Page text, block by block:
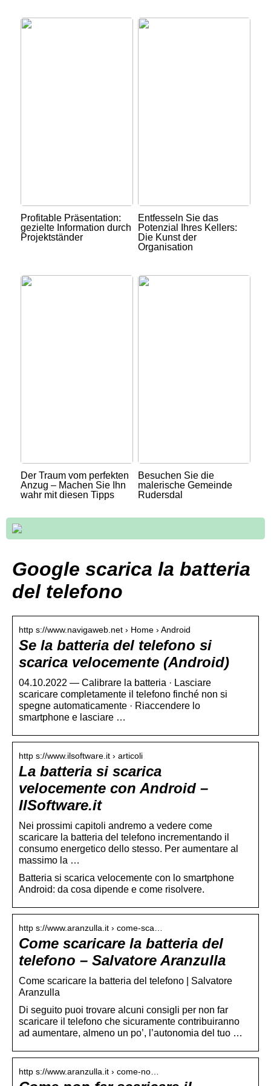
Profitable Präsentation:
gezielte Information durch
Projektständer
Entfesseln Sie das
Potenzial Ihres Kellers:
Die Kunst der
Organisation
Der Traum vom perfekten
Anzug – Machen Sie Ihn
wahr mit diesen Tipps
Besuchen Sie die
malerische Gemeinde
Rudersdal
Google scarica la batteria
del telefono
http s://www.navigaweb.net › Home › Android
Se la batteria del telefono si
scarica velocemente (Android)
04.10.2022 — Calibrare la batteria · Lasciare
scaricare completamente il telefono finché non si
spegne automaticamente · Riaccendere lo
smartphone e lasciare …
http s://www.ilsoftware.it › articoli
La batteria si scarica
velocemente con Android –
IlSoftware.it
Nei prossimi capitoli andremo a vedere come
scaricare la batteria del telefono incrementando il
consumo energetico dello stesso. Per aumentare al
massimo la …
Batteria si scarica velocemente con lo smartphone
Android: da cosa dipende e come risolvere.
http s://www.aranzulla.it › come-sca…
Come scaricare la batteria del
telefono – Salvatore Aranzulla
Come scaricare la batteria del telefono | Salvatore
Aranzulla
Di seguito puoi trovare alcuni consigli per non far
scaricare il telefono che sicuramente contribuiranno
ad aumentare, almeno un po’, l’autonomia del tuo …
http s://www.aranzulla.it › come-no…